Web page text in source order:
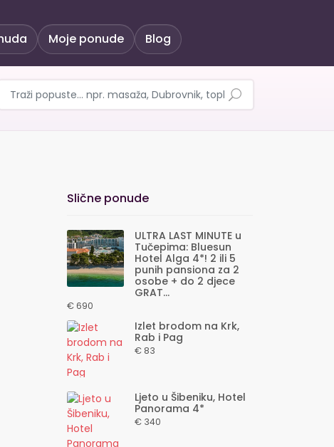
Moje ponude Blog
Škofja
Slične ponude
ULTRA LAST MINUTE u
Tučepima: Bluesun
Hotel Alga 4*! 2 ili 5
punih pansiona za 2
osobe + do 2 djece
GRAT...
€ 690
Izlet brodom na Krk,
Rab i Pag
€ 83
Ljeto u Šibeniku, Hotel
Panorama 4*
€ 340